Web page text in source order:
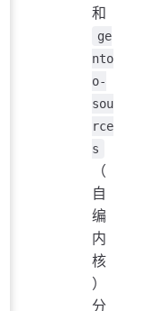
和
ge
nto
o-
sou
rce
s
（
自
编
内
核
）
分